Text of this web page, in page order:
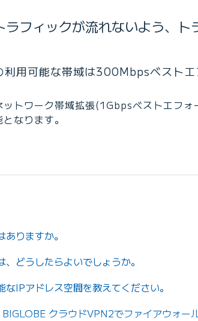
フィックが流れないよう、ト
用可能な帯域は300Mbpsベストエ
ットワーク帯域拡張(1Gbpsベストエフ
なります。
りますか。
どうしたらよいでしょうか。
IPアドレス空間を教えてください。
クラウドVPN2でファイアウォー